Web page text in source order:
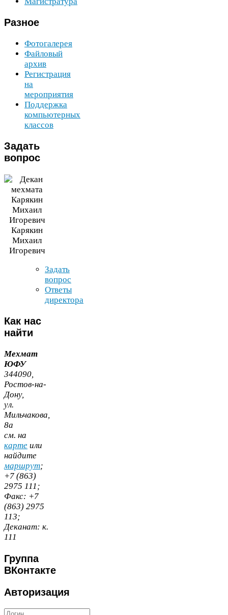
Разное
Фотогалерея
Файловый
архив
Регистрация
на
мероприятия
Поддержка
компьютерных
классов
Задать
вопрос
Карякин
Михаил
Игоревич
Задать
вопрос
Ответы
директора
Как нас
найти
Мехмат
ЮФУ
344090,
Ростов-​на-​
Дону,
ул.
Мильчакова,
8а
cм. на
карте или
найдите
маршрут;
+7 (863)
2975 111;
Факс: +7
(863) 2975
113;
Деканат: к.
111
Группа
ВКонтакте
Авторизация